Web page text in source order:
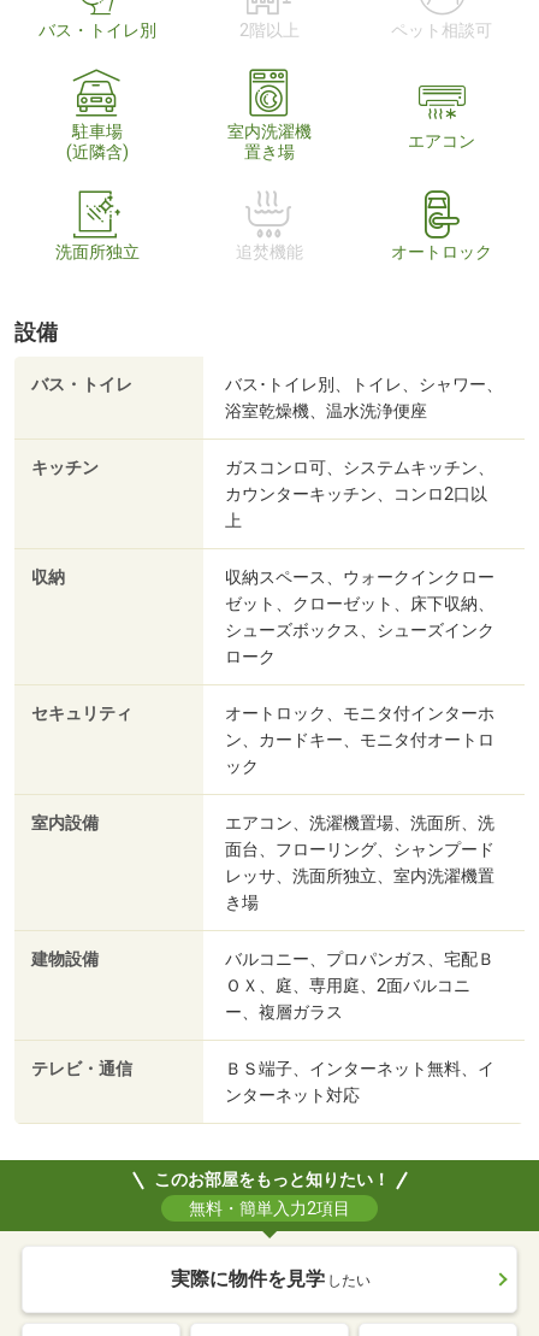
バス・トイレ別 2階以上 ペット相談可
駐車場
(近隣含)
室内洗濯機
置き場
エアコン
洗面所独立 追焚機能 オートロック
設備
バス・トイレ
バス･トイレ別、トイレ、シャワー、
浴室乾燥機、温水洗浄便座
キッチン
ガスコンロ可、システムキッチン、
カウンターキッチン、コンロ2口以
上
収納
収納スペース、ウォークインクロー
ゼット、クローゼット、床下収納、
シューズボックス、シューズインク
ローク
セキュリティ
オートロック、モニタ付インターホ
ン、カードキー、モニタ付オートロ
ック
室内設備
エアコン、洗濯機置場、洗面所、洗
面台、フローリング、シャンプード
レッサ、洗面所独立、室内洗濯機置
き場
建物設備
バルコニー、プロパンガス、宅配Ｂ
ＯＸ、庭、専用庭、2面バルコニ
ー、複層ガラス
テレビ・通信
ＢＳ端子、インターネット無料、イ
ンターネット対応
このお部屋をもっと知りたい！
無料・簡単入力2項目
実際に物件を見学 したい